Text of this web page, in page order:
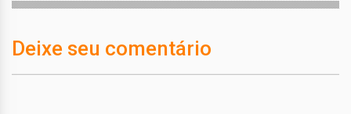
Deixe seu comentário